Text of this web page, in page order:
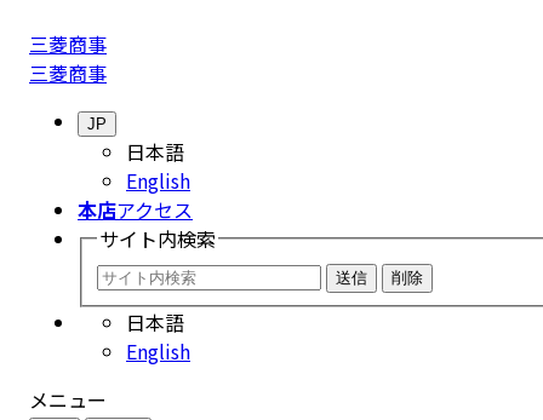
三菱商事
三菱商事
JP
日本語
English
本店アクセス
サイト内検索
日本語
English
メニュー